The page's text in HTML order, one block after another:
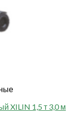
XILIN 1,5 т 3,0 м